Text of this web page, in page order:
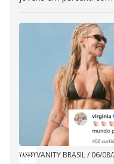
VANITY BRASIL/ 06/